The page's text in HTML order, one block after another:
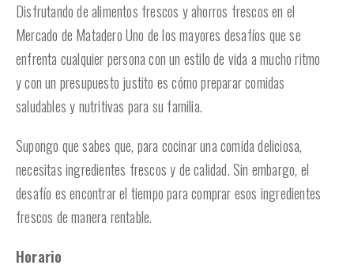
Disfrutando de alimentos frescos y ahorros frescos en el
Mercado de Matadero Uno de los mayores desafíos que se
enfrenta cualquier persona con un estilo de vida a mucho ritmo
y con un presupuesto justito es cómo preparar comidas
saludables y nutritivas para su familia.
Supongo que sabes que, para cocinar una comida deliciosa,
necesitas ingredientes frescos y de calidad. Sin embargo, el
desafío es encontrar el tiempo para comprar esos ingredientes
frescos de manera rentable.
Horario